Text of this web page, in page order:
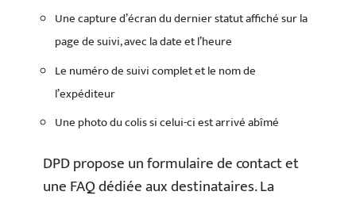
Une capture d’écran du dernier statut affiché sur la
page de suivi, avec la date et l’heure
Le numéro de suivi complet et le nom de
l’expéditeur
Une photo du colis si celui-ci est arrivé abîmé
DPD propose un formulaire de contact et
une FAQ dédiée aux destinataires. La